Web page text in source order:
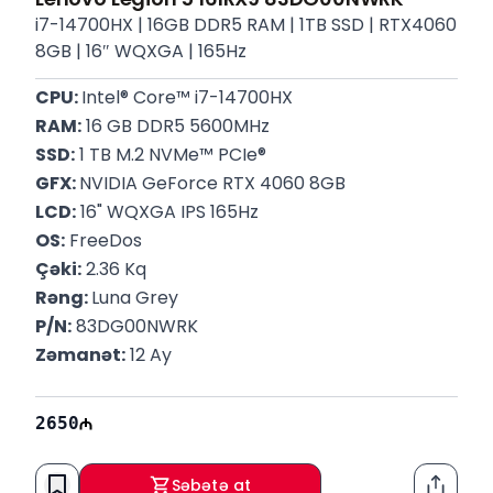
i7-14700HX | 16GB DDR5 RAM | 1TB SSD | RTX4060
8GB | 16″ WQXGA | 165Hz
CPU: Intel® Core™ i7-14700HX
RAM: 16 GB DDR5 5600MHz
SSD: 1 TB M.2 NVMe™ PCIe®
GFX: NVIDIA GeForce RTX 4060 8GB
LCD: 16" WQXGA IPS 165Hz
OS: FreeDos
Çəki: 2.36 Kq
Rəng: Luna Grey
P/N: 83DG00NWRK
Zəmanət: 12 Ay
2650
Səbətə at